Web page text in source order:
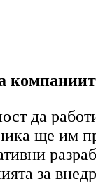
да
ще им
за